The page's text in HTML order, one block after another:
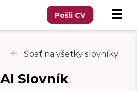
Pošli CV
Späť na všetky slovníky
AI Slovník